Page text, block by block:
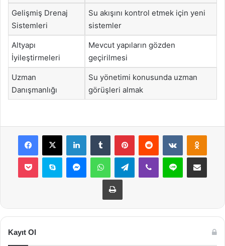
Gelişmiş Drenaj
Sistemleri
Su akışını kontrol etmek için yeni
sistemler
Altyapı
İyileştirmeleri
Mevcut yapıların gözden
geçirilmesi
Uzman
Danışmanlığı
Su yönetimi konusunda uzman
görüşleri almak
Facebook
X LinkedInTumblr PinterestReddit VKontakte
Pocket Skype MessengerWhatsAppTelegramViber Line E-Posta ile
Yazdır
Kayıt Ol